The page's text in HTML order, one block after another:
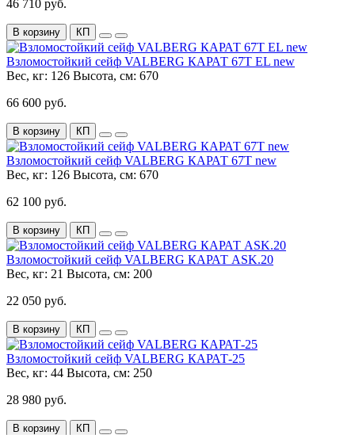
46 710 руб.
В корзину КП
Взломостойкий сейф VALBERG КАРАТ 67T EL new
Вес, кг: 126 Высота, см: 670
66 600 руб.
В корзину КП
Взломостойкий сейф VALBERG КАРАТ 67T new
Вес, кг: 126 Высота, см: 670
62 100 руб.
В корзину КП
Взломостойкий сейф VALBERG КАРАТ ASK.20
Вес, кг: 21 Высота, см: 200
22 050 руб.
В корзину КП
Взломостойкий сейф VALBERG КАРАТ-25
Вес, кг: 44 Высота, см: 250
28 980 руб.
В корзину КП